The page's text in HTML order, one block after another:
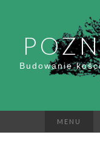
Budowanie
MENU